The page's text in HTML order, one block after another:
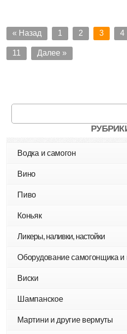
« Назад 1 2 3 4
11 Далее »
Водка и самогон
Вино
Пиво
Коньяк
Ликеры, наливки, настойки
Оборудование самогонщика и
Виски
Шампанское
Мартини и другие вермуты